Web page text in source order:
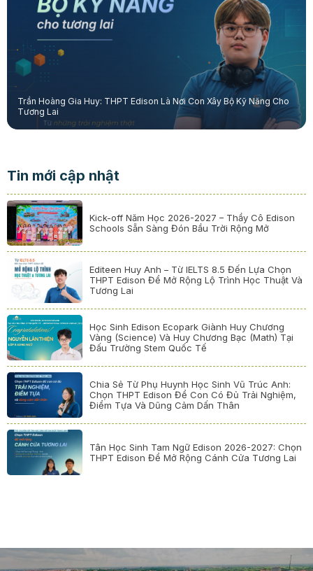
Trần Hoàng Gia Huy: THPT Edison Là Nơi Con Xây Bộ Kỹ Năng Cho
Tương Lai
Tin mới cập nhật
Kick-off Năm Học 2026-2027 – Thầy Cô Edison
Schools Sẵn Sàng Đón Bầu Trời Rộng Mở
Editeen Huy Anh – Từ IELTS 8.5 Đến Lựa Chọn
THPT Edison Để Mở Rộng Lộ Trình Học Thuật Và
Tương Lai
Học Sinh Edison Ecopark Giành Huy Chương
Vàng (Science) Và Huy Chương Bạc (Math) Tại
Đấu Trường Stem Quốc Tế
Chia Sẻ Từ Phụ Huynh Học Sinh Vũ Trúc Anh:
Chọn THPT Edison Để Con Có Đủ Trải Nghiệm,
Điểm Tựa Và Dũng Cảm Dấn Thân
Tân Học Sinh Tam Ngữ Edison 2026-2027: Chọn
THPT Edison Để Mở Rộng Cánh Cửa Tương Lai